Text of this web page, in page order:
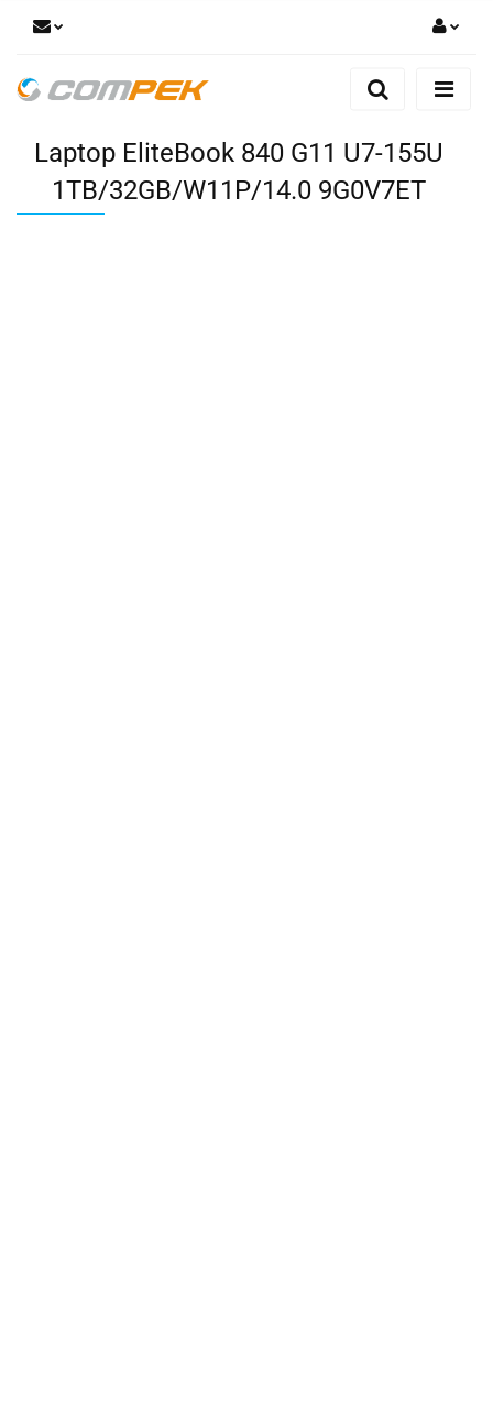
Zaloguj się
Dodaj zgłoszenie
Zgody cookies
Laptop EliteBook 840 G11 U7-155U
1TB/32GB/W11P/14.0 9G0V7ET